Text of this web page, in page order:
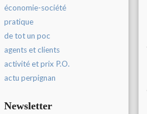
économie-société
pratique
de tot un poc
agents et clients
activité et prix P.O.
actu perpignan
Newsletter